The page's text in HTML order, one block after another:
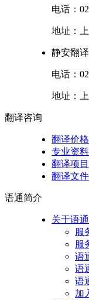
电话：
地址：
静安翻
电话：
地址：
翻译咨询
翻译价
专业资
翻译项
翻译文
语通简介
关于语通
服
服
语
语
语
加